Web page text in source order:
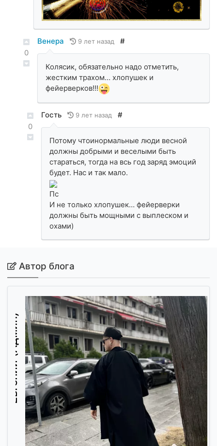
0
Венера 9 лет назад #
Колясик, обязательно надо отметить,
жестким трахом… хлопушек и
фейерверков!!!
0
Гость 9 лет назад #
Потому чтоинормальные люди весной
должны добрыми и веселыми быть
стараться, тогда на всь год заряд эмоций
будет. Нас и так мало.
Пс
И не только хлопушек… фейерверки
должны быть мощными с выплеском и
охами)
Автор блога
Евгений (Админ)